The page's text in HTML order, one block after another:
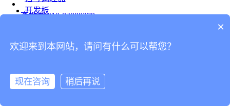
开发板
台式仪表
连接器
查地图 010-82888379
分享
×
欢迎来到本网站，请问有什么可以帮您？
现在咨询 稍后再说